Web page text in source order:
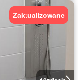
Zaktualizowane